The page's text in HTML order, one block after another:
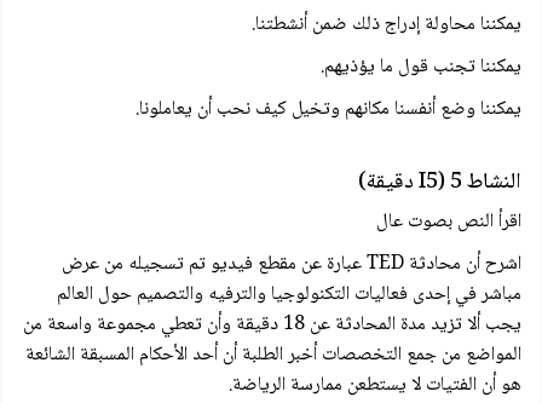
يمكننا محاولة إدراج ذلك ضمن أنشطتنا.
يمكننا تجنب قول ما يؤذيهم.
يمكننا وضع أنفسنا مكانهم وتخيل كيف نحب أن يعاملونا.
النشاط 5 (I5 دقيقة)
اقرأ النص بصوت عال
اشرح أن محادثة TED عبارة عن مقطع فيديو تم تسجيله من عرض
مباشر في إحدى فعاليات التكنولوجيا والترفيه والتصميم حول العالم
يجب ألا تزيد مدة المحادثة عن 18 دقيقة وأن تعطي مجموعة واسعة من
المواضع من جمع التخصصات أخبر الطلبة أن أحد الأحكام المسبقة الشائعة
هو أن الفتيات لا يستطعن ممارسة الرياضة.